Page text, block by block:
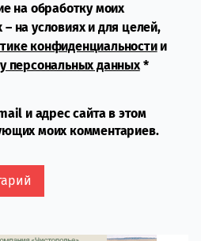
на обработку моих
на условиях и для целей,
конфиденциальностии
персональных данных*
и адрес сайта в этом
моих комментариев.